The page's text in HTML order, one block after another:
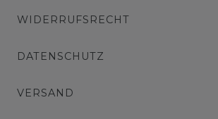
WIDERRUFSRECHT
DATENSCHUTZ
VERSAND